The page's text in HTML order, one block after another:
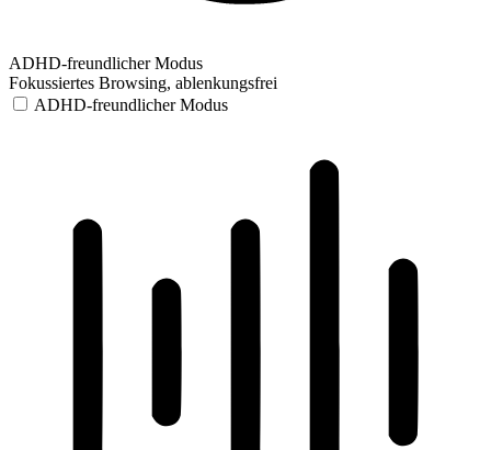
ADHD-freundlicher Modus
Fokussiertes Browsing, ablenkungsfrei
ADHD-freundlicher Modus